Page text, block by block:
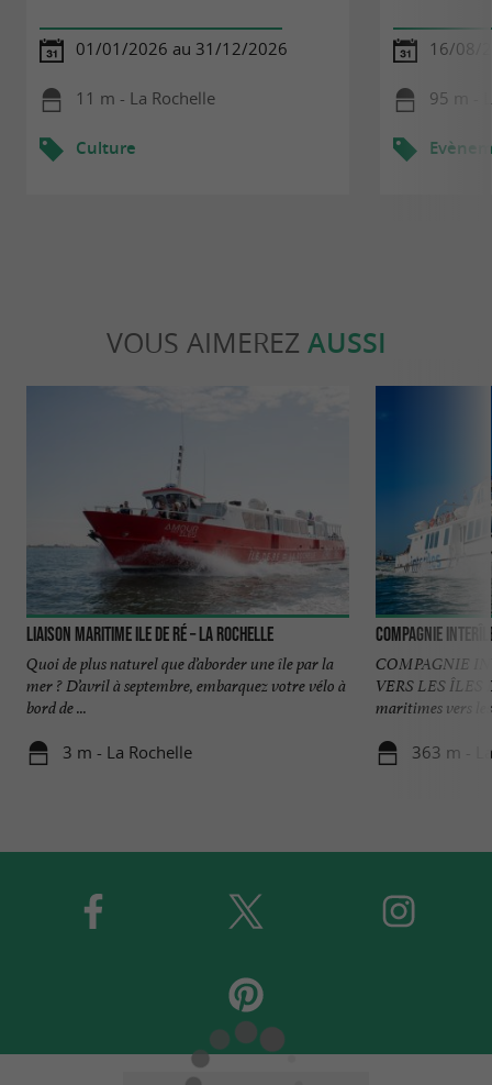
01/01/2026 au 31/12/2026
11 m - La Rochelle
Culture
16/08/
95 m -
VOUS AIMEREZ AUSSI
Liaison Maritime Ile de Ré – La Rochelle
Quoi de plus naturel que d’aborder une île par la
mer ? D’avril à septembre, embarquez votre vélo à
bord de ...
3 m - La Rochelle
Compagnie
COMPAGNIE
VERS LES
maritimes vers
363 m -